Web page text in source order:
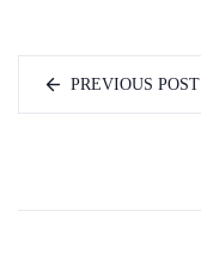
PREVIOUS POST